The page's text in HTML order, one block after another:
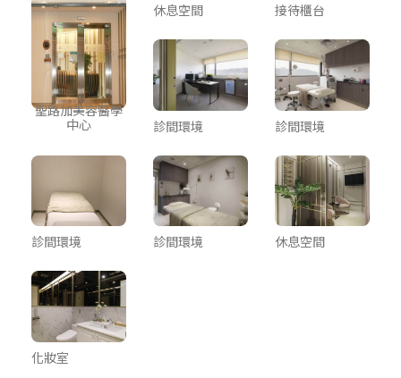
聖路加美容醫學
中心
休息空間 接待櫃台
診間環境 診間環境
診間環境 診間環境 休息空間
化妝室